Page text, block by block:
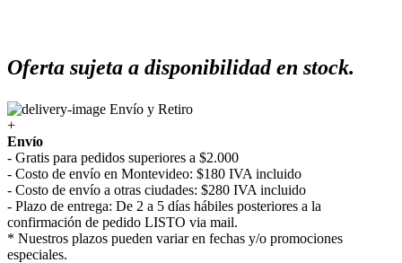
Oferta sujeta a disponibilidad en stock.
Envío y Retiro
+
Envío
- Gratis para pedidos superiores a $2.000
- Costo de envío en Montevideo: $180 IVA incluido
- Costo de envío a otras ciudades: $280 IVA incluido
- Plazo de entrega: De 2 a 5 días hábiles posteriores a la
confirmación de pedido LISTO via mail.
* Nuestros plazos pueden variar en fechas y/o promociones
especiales.